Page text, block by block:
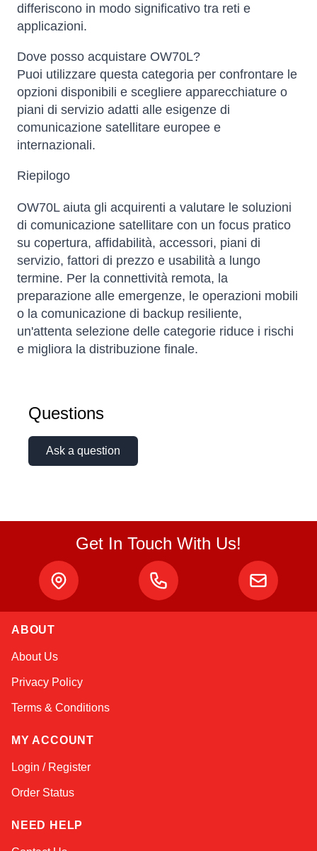
differiscono in modo significativo tra reti e
applicazioni.
Dove posso acquistare OW70L?
Puoi utilizzare questa categoria per confrontare le
opzioni disponibili e scegliere apparecchiature o
piani di servizio adatti alle esigenze di
comunicazione satellitare europee e
internazionali.
Riepilogo
OW70L aiuta gli acquirenti a valutare le soluzioni
di comunicazione satellitare con un focus pratico
su copertura, affidabilità, accessori, piani di
servizio, fattori di prezzo e usabilità a lungo
termine. Per la connettività remota, la
preparazione alle emergenze, le operazioni mobili
o la comunicazione di backup resiliente,
un'attenta selezione delle categorie riduce i rischi
e migliora la distribuzione finale.
Questions
Ask a question
Get In Touch With Us!
ABOUT
About Us
Privacy Policy
Terms & Conditions
MY ACCOUNT
Login / Register
Order Status
NEED HELP